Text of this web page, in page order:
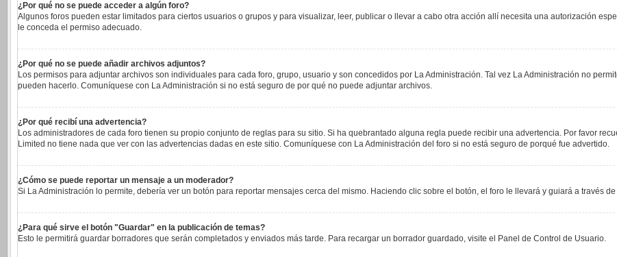
¿Por qué no se puede acceder a algún foro?
Algunos foros pueden estar limitados para ciertos usuarios o grupos y para visualizar, leer, publicar o llevar a cabo otra acción allí necesita una autorización
le conceda el permiso adecuado.
¿Por qué no se puede añadir archivos adjuntos?
Los permisos para adjuntar archivos son individuales para cada foro, grupo, usuario y son concedidos por La Administración. Tal vez La Administración no
pueden hacerlo. Comuníquese con La Administración si no está seguro de por qué no puede adjuntar archivos.
¿Por qué recibí una advertencia?
Los administradores de cada foro tienen su propio conjunto de reglas para su sitio. Si ha quebrantado alguna regla puede recibir una advertencia. Por favor
Limited no tiene nada que ver con las advertencias dadas en este sitio. Comuníquese con La Administración del foro si no está seguro de porqué fue advertido.
¿Cómo se puede reportar un mensaje a un moderador?
Si La Administración lo permite, debería ver un botón para reportar mensajes cerca del mismo. Haciendo clic sobre el botón, el foro le llevará y guiará a través
¿Para qué sirve el botón "Guardar" en la publicación de temas?
Esto le permitirá guardar borradores que serán completados y enviados más tarde. Para recargar un borrador guardado, visite el Panel de Control de Usuario.